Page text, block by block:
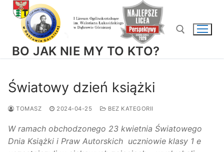
Przejdź
BO JAK NIE MY TO KTO?
Światowy dzień książki
TOMASZ 2024-04-25 BEZ KATEGORII
W ramach obchodzonego 23 kwietnia Światowego
Dnia Książki i Praw Autorskich uczniowie klasy 1 e